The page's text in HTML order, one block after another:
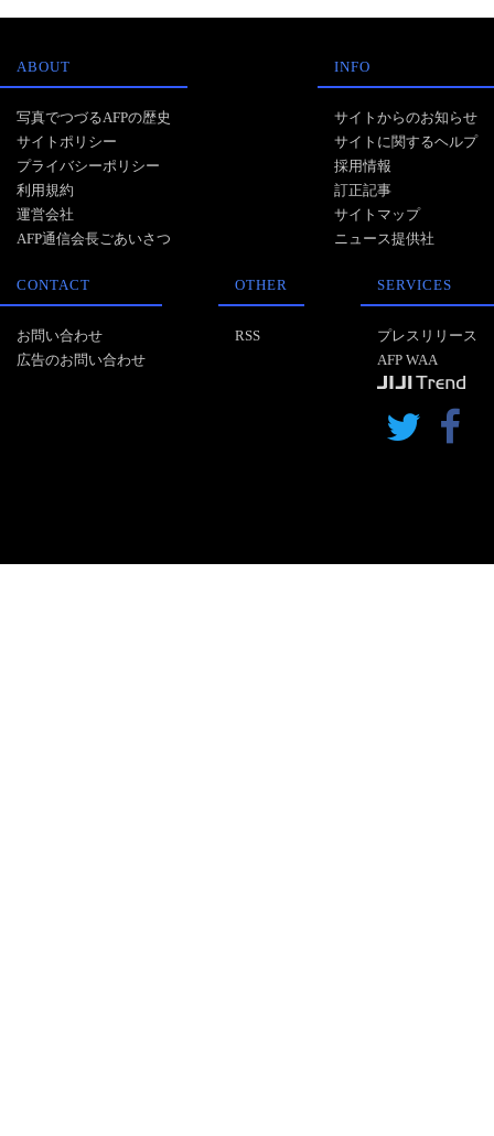
ABOUT
写真でつづるAFPの歴史
サイトポリシー
プライバシーポリシー
利用規約
運営会社
AFP通信会長ごあいさつ
INFO
サイトからのお知らせ
サイトに関するヘルプ
採用情報
訂正記事
サイトマップ
ニュース提供社
CONTACT
お問い合わせ
広告のお問い合わせ
OTHER
RSS
SERVICES
プレスリリース
AFP WAA